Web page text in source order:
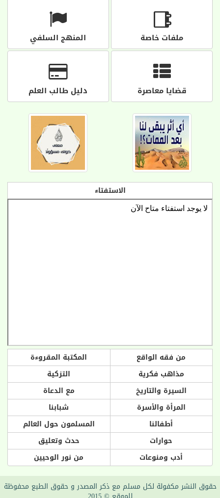
ملفات خاصة المنهج السلفي
قضايا معاصرة دليل طالب العلم
الاستفتاء
من فقه الواقع
المكتبة المقروءة
مذاهب فكرية
التزكية
السيرة والتاريخ
مع الدعاة
المرأة والأسرة
شبابنا
أطفالنا
المسلمون حول العالم
حوارات
حدث وتعليق
أدب ومنوعات
من نور الوحيين
حقوق النشر مكفولة لكل مسلم مع ذكر المصدر و حقوق الطبع محفوظة